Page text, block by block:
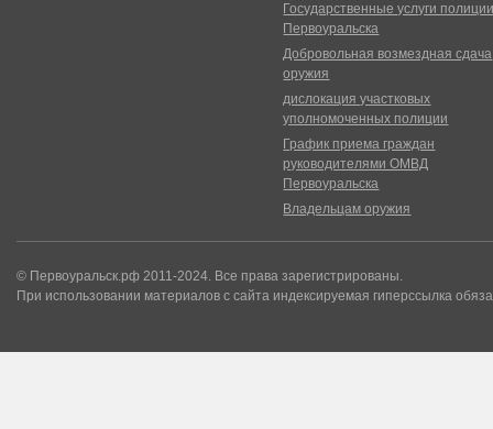
Государственные услуги
Первоуральска
Добровольная возмездная сдача
оружия
дислокация участковых
уполномоченных полиции
График приема граждан
руководителями ОМВД
Первоуральска
Владельцам оружия
© Первоуральск.рф 2011-2024. Все права зарегистрированы.
При использовании материалов с сайта индексируемая гиперссылка